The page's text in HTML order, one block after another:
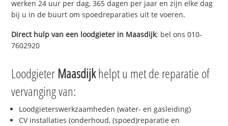
werken 24 uur per dag, 365 dagen per jaar en zijn elke dag
bij u in de buurt om spoedreparaties uit te voeren.
Direct hulp van een loodgieter in Maasdijk: bel ons 010-
7602920
Loodgieter Maasdijkhelpt u met de reparatie of
vervanging van:
Loodgieterswerkzaamheden (water- en gasleiding)
CV installaties (onderhoud, (spoed)reparatie en